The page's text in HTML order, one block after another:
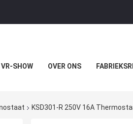
VR-SHOW OVER ONS
KSD301-R 250V 16A